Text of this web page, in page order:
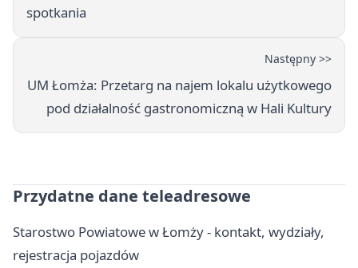
spotkania
Następny >>
UM Łomża: Przetarg na najem lokalu użytkowego
pod działalność gastronomiczną w Hali Kultury
Przydatne dane teleadresowe
Starostwo Powiatowe w Łomży - kontakt, wydziały,
rejestracja pojazdów